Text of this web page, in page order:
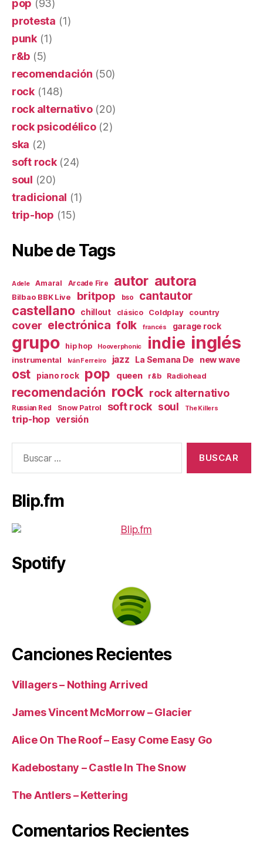
pop (93)
protesta (1)
punk(1)
r&b (5)
recomendación (50)
rock(148)
rock alternativo(20)
rock psicodélico(2)
ska (2)
soft rock(24)
soul (20)
tradicional (1)
trip-hop (15)
Nube de Tags
Adele Amaral Arcade Fire autor autora
Bilbao BBK Live britpop bso cantautor
castellano chillout clásico Coldplay country
cover electrónica folk francés garage rock
grupo hip hop Hooverphonic indie inglés
instrumental Iván Ferreiro jazz La Semana De new wave
ost piano rock pop queen r&b Radiohead
recomendación rock rock alternativo
Russian Red Snow Patrol soft rock soul The Killers
trip-hop versión
Blip.fm
Spotify
Canciones Recientes
Villagers – Nothing Arrived
James Vincent McMorrow – Glacier
Alice On The Roof – Easy Come Easy Go
Kadebostany – Castle In The Snow
The Antlers – Kettering
Comentarios Recientes